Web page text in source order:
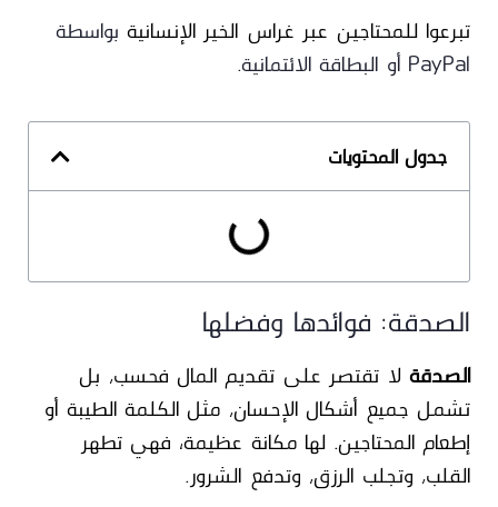
تبرعوا للمحتاجين عبر غراس الخير الإنسانية بواسطة
PayPal أو البطاقة الائتمانية.
جدول المحتويات
الصدقة: فوائدها وفضلها
الصدقة لا تقتصر على تقديم المال فحسب، بل
تشمل جميع أشكال الإحسان، مثل الكلمة الطيبة أو
إطعام المحتاجين. لها مكانة عظيمة؛ فهي تطهر
القلب، وتجلب الرزق، وتدفع الشرور.